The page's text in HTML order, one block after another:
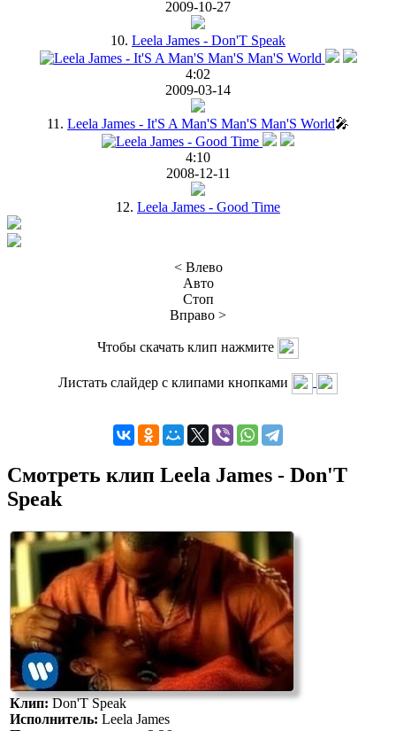
2009-10-27
10. Leela James - Don'T Speak
4:02
2009-03-14
11. Leela James - It'S A Man'S Man'S Man'S World🎤
4:10
2008-12-11
12. Leela James - Good Time
< Влево
Авто
Стоп
Вправо >
Чтобы скачать клип нажмите
Листать слайдер с клипами кнопками
Смотреть клип Leela James - Don'T
Speak
Клип:Don'T Speak
Исполнитель: Leela James